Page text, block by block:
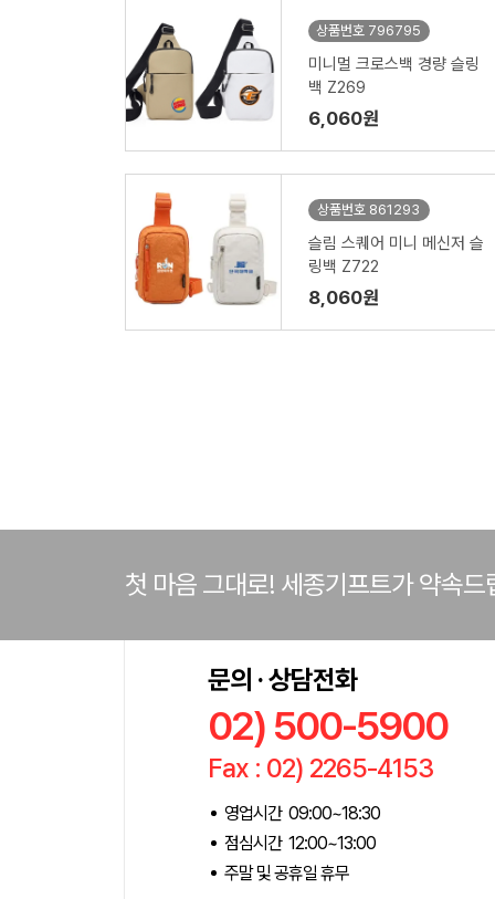
상품번호 796795
미니멀 크로스백 경량 슬링
백 Z269
6,060원
상품번호 861293
슬림 스퀘어 미니 메신저 슬
링백 Z722
8,060원
첫 마음 그대로! 세종기프트가 약속드
문의 · 상담전화
02) 500-5900
Fax : 02) 2265-4153
영업시간 09:00~18:30
점심시간 12:00~13:00
주말 및 공휴일 휴무